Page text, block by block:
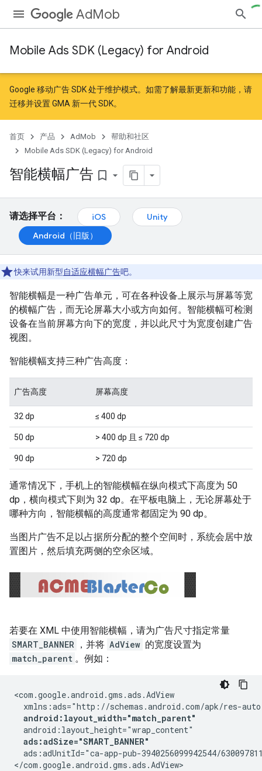
AdMob
Mobile Ads SDK (Legacy) for Android
Google 移动广告 SDK 处于维护模式。如需了解最新更新和功能，请
迁移并设置 GMA 新一代 SDK。
首页 产品 AdMob
帮助和社区
Mobile Ads SDK (Legacy) for Android
智能横幅广告 bookmark_border
请选择平台： iOS
Unity
Android（旧版）
快来试用新型自适应横幅广告吧。
智能横幅是一种广告单元，可在各种设备上展示与屏幕等宽
的横幅广告，而无论屏幕大小或方向如何。智能横幅可检测
设备在当前屏幕方向下的宽度，并以此尺寸为宽度创建广告
视图。
智能横幅支持三种广告高度：
广告高度 屏幕高度
32 dp ≤ 400 dp
50 dp > 400 dp 且 ≤ 720 dp
90 dp > 720 dp
通常情况下，手机上的智能横幅在纵向模式下高度为 50
dp，横向模式下则为 32 dp。在平板电脑上，无论屏幕处于
哪种方向，智能横幅的高度通常都固定为 90 dp。
当图片广告不足以占据所分配的整个空间时，系统会居中放
置图片，然后填充两侧的空余区域。
若要在 XML 中使用智能横幅，请为广告尺寸指定常量
SMART_BANNER
，并将 AdView 的宽度设置为
match_parent 。例如：
<com.google.android.gms.ads.AdView
xmlns:ads="http://schemas.android.com/apk/res-
android:layout_width="match_parent"
  android:layout_height="wrap_content"
ads:adSize="SMART_BANNER"
ads:adUnitId="ca-app-pub-3940256099942544/
</com.google.android.gms.ads.AdView>